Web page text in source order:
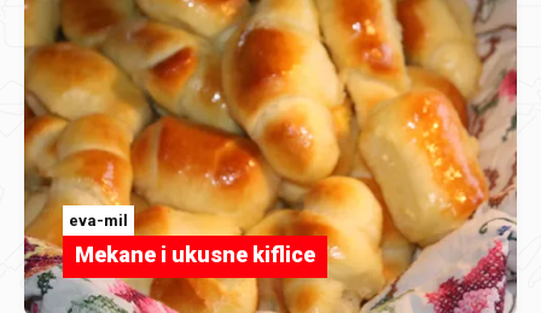
eva-mil
Mekane i ukusne kiflice